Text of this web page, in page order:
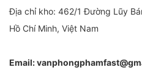
Địa chỉ kho: 462/1 Đường Lũy
Hồ Chí Minh, Việt Nam
Email: